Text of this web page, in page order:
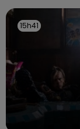
15h41
15h41